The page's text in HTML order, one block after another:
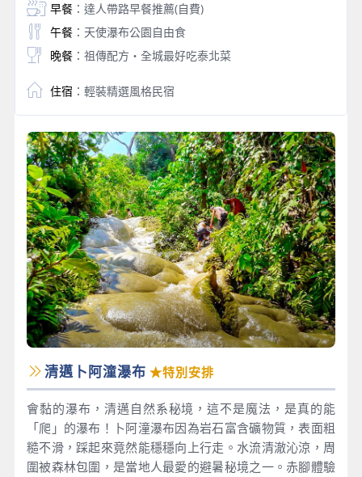
早餐：達人帶路早餐推薦(自費)
午餐：天使瀑布公園自由食
晚餐：祖傳配方・全城最好吃泰北菜
住宿 ：輕裝精選風格民宿
清邁卜阿潼瀑布 ★特別安排
會黏的瀑布，清邁自然系秘境，這不是魔法，是真的能
「爬」的瀑布！卜阿潼瀑布因為岩石富含礦物質，表面粗
糙不滑，踩起來竟然能穩穩向上行走。水流清澈沁涼，周
圍被森林包圍，是當地人最愛的避暑秘境之一。赤腳體驗